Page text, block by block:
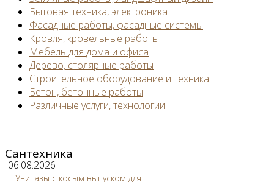
Бытовая техника, электроника
Фасадные работы, фасадные системы
Кровля, кровельные работы
Мебель для дома и офиса
Дерево, столярные работы
Строительное оборудование и техника
Бетон, бетонные работы
Различные услуги, технологии
Сантехника
06.08.2026
Унитазы с косым выпуском для